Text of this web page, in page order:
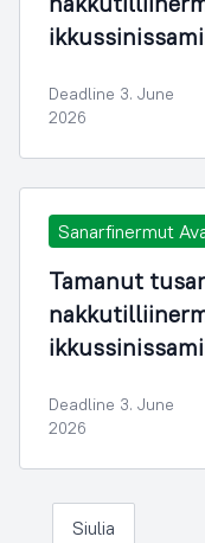
Deadline 3. June
2026
Sanarfinermut
Tamanut
Deadline 3. June
2026
Siulia